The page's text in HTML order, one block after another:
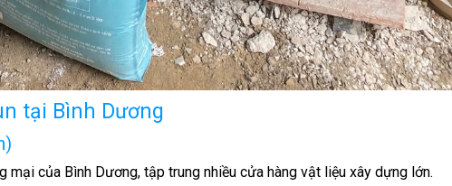
tại Bình Dương
mại của Bình Dương, tập trung nhiều cửa hàng vật liệu xây dựng lớn.